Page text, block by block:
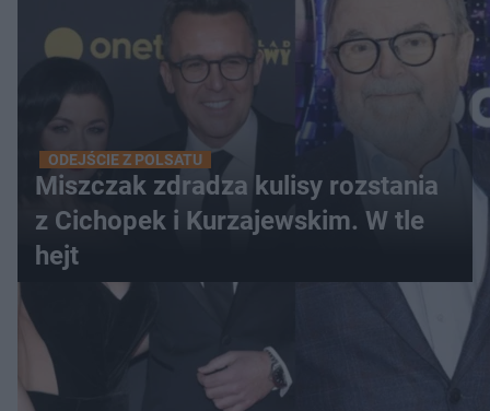
ODEJŚCIE Z POLSATU
Miszczak zdradza kulisy rozstania
z Cichopek i Kurzajewskim. W tle
hejt